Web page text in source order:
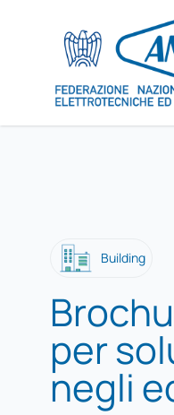
Building
per
negli